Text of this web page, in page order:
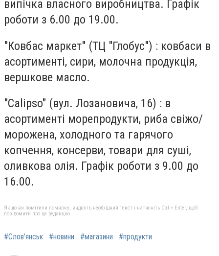
випічка власного виробництва. Графік
роботи з 6.00 до 19.00.
"Ковбас маркет" (ТЦ "Глобус") : ковбаси в
асортименті, сири, молочна продукція,
вершкове масло.
"Calipso" (вул. Лозановича, 16) : в
асортименті морепродукти, риба свіжо/
морожена, холодного та гарячого
копчення, консерви, товари для суші,
оливкова олія. Графік роботи з 9.00 до
16.00.
Якщо ви помітили помилку, виділіть необхідний текст і натисніть Ctrl + Enter, щоб
повідомити про це редакцію
#Слов'янськ #новини #магазини #продукти